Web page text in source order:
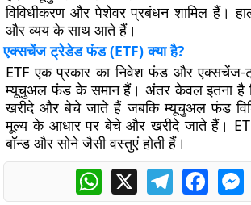
विविधीकरण और पेशेवर प्रबंधन शामिल हैं।
और व्यय के साथ आते हैं।
एक्सचेंज ट्रेडेड फंड (ETF) क्या है?
ETF एक प्रकार का निवेश फंड और एक्सचेंज-
म्यूचुअल फंड के समान हैं। अंतर केवल इतना है
खरीदे और बेचे जाते हैं जबकि म्यूचुअल फंड
मूल्य के आधार पर बेचे और खरीदे जाते हैं।
बॉन्ड और सोने जैसी वस्तुएं होती हैं।
WhatsApp
X Telegram